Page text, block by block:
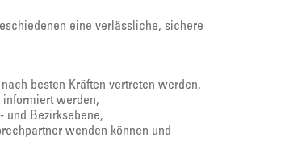
eine verlässliche, sichere
besten Kräften vertreten werden,
werden,
und Bezirksebene,
wenden können und